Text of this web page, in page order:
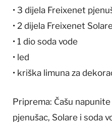
• 3 dijela Freixenet
• 2 dijela Freixenet
• 1 dio soda vode
• led
• kriška limuna za
Priprema: Čašu
pjenušac, Solare i soda